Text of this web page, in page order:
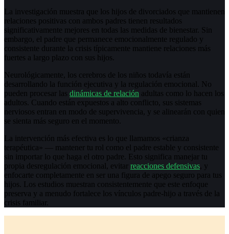
La investigación muestra que los hijos de divorciados que mantienen
relaciones positivas con ambos padres tienen resultados
significativamente mejores en todas las medidas de bienestar. Sin
embargo, el padre que permanece emocionalmente regulado y
consistente durante la crisis típicamente mantiene relaciones más
fuertes a largo plazo con sus hijos.
Neurológicamente, los cerebros de los niños todavía están
desarrollando la función ejecutiva y la regulación emocional. No
pueden procesar las dinámicas de relación adultas como lo hacen los
adultos. Cuando están expuestos a alto conflicto, sus sistemas
nerviosos entran en modo de supervivencia, y se alinearán con quien
se sienta más seguro en el momento.
La intervención más efectiva es lo que llamamos «crianza
terapéutica» — mantener tu rol como el padre estable y consistente
sin importar lo que haga el otro padre. Esto significa manejar tu
propia desregulación emocional, evitar reacciones defensivas, y
enfocarte completamente en ser una figura de apego seguro para tus
hijos. Los estudios muestran consistentemente que este enfoque
preserva y a menudo fortalece los vínculos padre-hijo a través de la
crisis familiar.